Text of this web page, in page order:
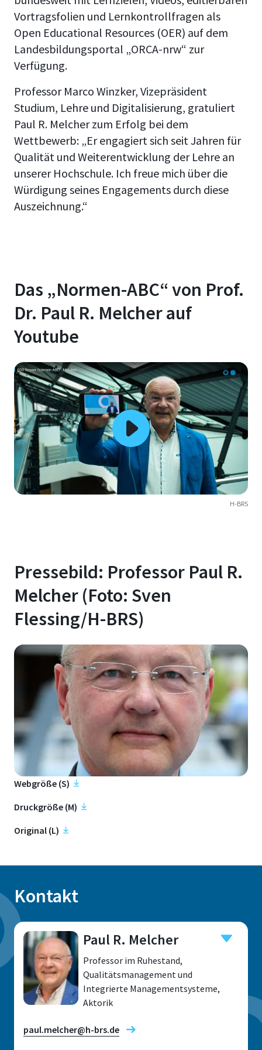
Vortragsfolien und Lernkontrollfragen als
Open Educational Resources (OER) auf dem
Landesbildungsportal „ORCA-nrw“ zur
Verfügung.
Professor Marco Winzker, Vizepräsident
Studium, Lehre und Digitalisierung, gratuliert
Paul R. Melcher zum Erfolg bei dem
Wettbewerb: „Er engagiert sich seit Jahren für
Qualität und Weiterentwicklung der Lehre an
unserer Hochschule. Ich freue mich über die
Würdigung seines Engagements durch diese
Auszeichnung.“
Das „Normen-ABC“ von Prof.
Dr. Paul R. Melcher auf
Youtube
H-BRS
Pressebild: Professor Paul R.
Melcher (Foto: Sven
Flessing/H-BRS)
Webgröße (S)
Druckgröße (M)
Original (L)
Kontakt
Paul R. Melcher
Professor im Ruhestand,
Qualitätsmanagement und
Integrierte Managementsysteme,
Aktorik
paul.melcher@h-brs.de